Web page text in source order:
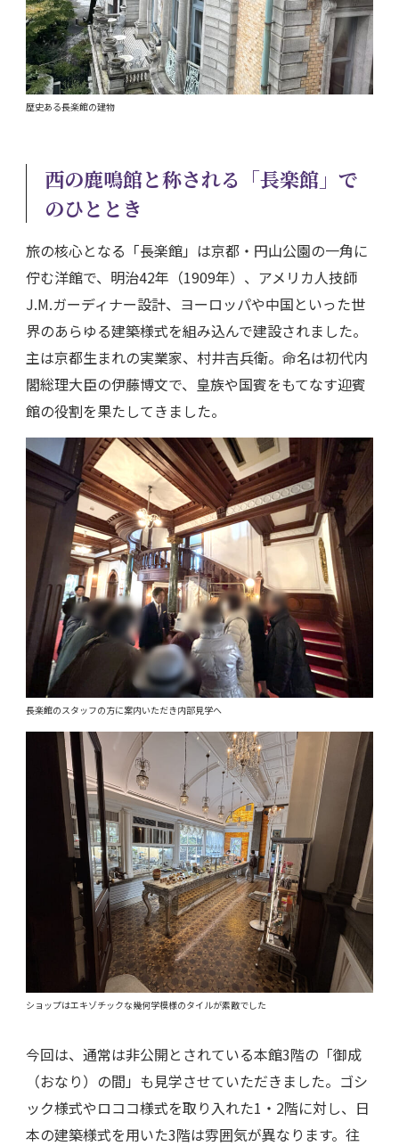
歴史ある長楽館の建物
西の鹿鳴館と称される「長楽館」で
のひととき
旅の核心となる「長楽館」は京都・円山公園の一角に
佇む洋館で、明治42年（1909年）、アメリカ人技師
J.M.ガーディナー設計、ヨーロッパや中国といった世
界のあらゆる建築様式を組み込んで建設されました。
主は京都生まれの実業家、村井吉兵衛。命名は初代内
閣総理大臣の伊藤博文で、皇族や国賓をもてなす迎賓
館の役割を果たしてきました。
長楽館のスタッフの方に案内いただき内部見学へ
ショップはエキゾチックな幾何学模様のタイルが素敵でした
今回は、通常は非公開とされている本館3階の「御成
（おなり）の間」も見学させていただきました。ゴシ
ック様式やロココ様式を取り入れた1・2階に対し、日
本の建築様式を用いた3階は雰囲気が異なります。往